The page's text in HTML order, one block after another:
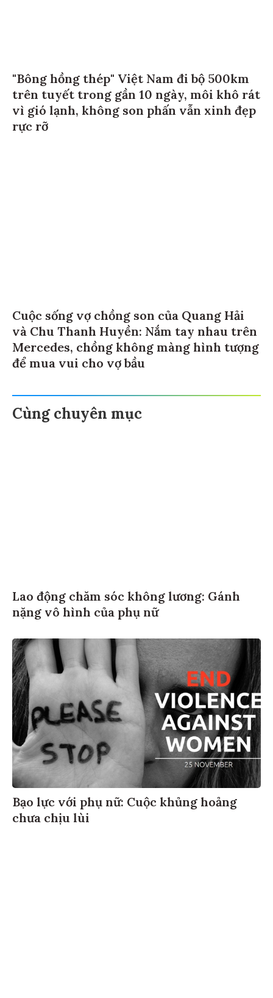
"Bông hồng thép" Việt Nam đi bộ 500km
trên tuyết trong gần 10 ngày, môi khô rát
vì gió lạnh, không son phấn vẫn xinh đẹp
rực rỡ
Cuộc sống vợ chồng son của Quang Hải
và Chu Thanh Huyền: Nắm tay nhau trên
Mercedes, chồng không màng hình tượng
để mua vui cho vợ bầu
Cùng chuyên mục
Lao động chăm sóc không lương: Gánh
nặng vô hình của phụ nữ
Bạo lực với phụ nữ: Cuộc khủng hoảng
chưa chịu lùi